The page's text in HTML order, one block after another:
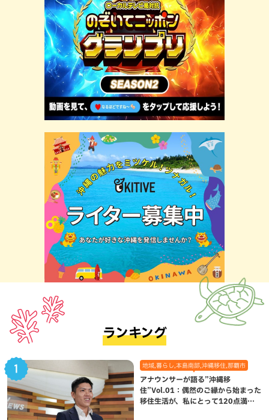
ランキング
地域,暮らし,本島南部,沖縄移住,那覇市
アナウンサーが語る”沖縄移
住”Vol.01：偶然のご縁から始まった
移住生活が、私にとって120点満点